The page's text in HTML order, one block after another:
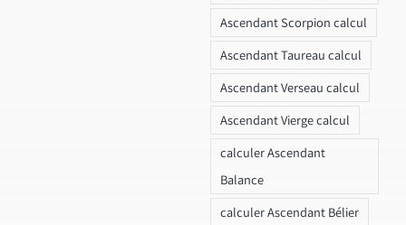
Ascendant Scorpion calcul
Ascendant Taureau calcul
Ascendant Verseau calcul
Ascendant Vierge calcul
calculer Ascendant
Balance
calculer Ascendant Bélier